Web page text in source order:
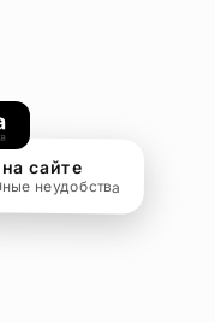
сайте
неудобства